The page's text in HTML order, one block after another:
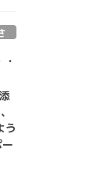
う